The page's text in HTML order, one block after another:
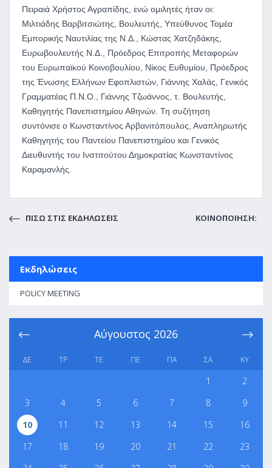
Πειραιά Χρήστος Αγραπίδης, ενώ ομιλητές ήταν οι:
Μιλτιάδης Βαρβιτσιώτης, Βουλευτής, Υπεύθυνος Τομέα
Εμπορικής Ναυτιλίας της Ν.Δ., Κώστας Χατζηδάκης,
Ευρωβουλευτής Ν.Δ., Πρόεδρος Επιτροπής Μεταφορών
του Ευρωπαϊκού Κοινοβουλίου, Νίκος Ευθυμίου, Πρόεδρος
της Ένωσης Ελλήνων Εφοπλιστών, Γιάννης Χαλάς, Γενικός
Γραμματέας Π.Ν.Ο., Γιάννης Τζωάννος, τ. Βουλευτής,
Καθηγητής Πανεπιστημίου Αθηνών. Τη συζήτηση
συντόνισε ο Κωνσταντίνος Αρβανιτόπουλος, Αναπληρωτής
Καθηγητής του Παντείου Πανεπιστημίου και Γενικός
Διευθυντής του Ινστιτούτου Δημοκρατίας Κωνσταντίνος
Καραμανλής.
ΠΙΣΩ ΣΤΙΣ ΕΚΔΗΛΩΣΕΙΣ ΚΟΙΝΟΠΟΙΗΣΗ:
Εκδηλώσεις
POLICY MEETING
Αύγουστος 2026
ΔΕ ΤΡ ΤΕ ΠΕ ΠΑ ΣΑ ΚΥ
1
2
3
4 5 6 7 8
9
10
11 12 13 14 15
16
17
18 19 20 21 22
23